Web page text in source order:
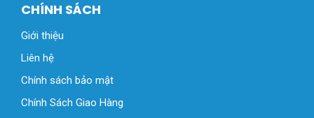
CHÍNH SÁCH
Giới thiệu
Liên hệ
Chính sách bảo mật
Chính Sách Giao Hàng